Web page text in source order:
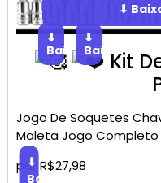
⬇
⬇
Baixar
⬇
BaixarKit
Jogo De Soquetes
Maleta Jogo Completo
por R$27,98
⬇
Baixar